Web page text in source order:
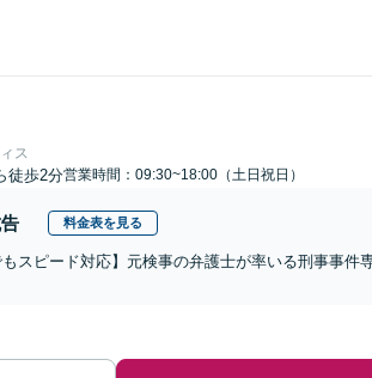
ス
徒歩2分営業時間：09:30~18:00（土日祝日）
料金表を見る
もスピード対応】元検事の弁護士が率いる刑事事